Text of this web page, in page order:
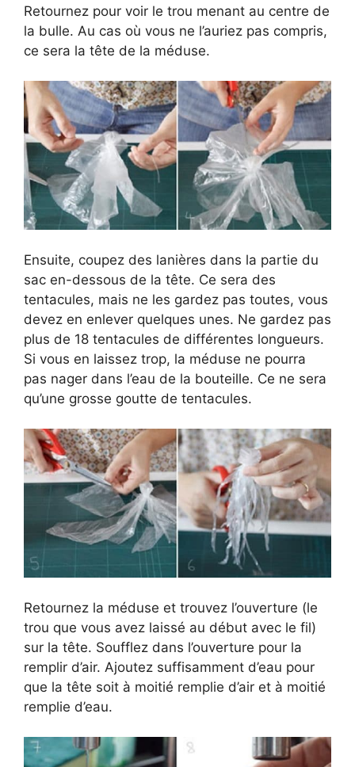
Retournez pour voir le trou menant au centre de
la bulle. Au cas où vous ne l’auriez pas compris,
ce sera la tête de la méduse.
Ensuite, coupez des lanières dans la partie du
sac en-dessous de la tête. Ce sera des
tentacules, mais ne les gardez pas toutes, vous
devez en enlever quelques unes. Ne gardez pas
plus de 18 tentacules de différentes longueurs.
Si vous en laissez trop, la méduse ne pourra
pas nager dans l’eau de la bouteille. Ce ne sera
qu’une grosse goutte de tentacules.
Retournez la méduse et trouvez l’ouverture (le
trou que vous avez laissé au début avec le fil)
sur la tête. Soufflez dans l’ouverture pour la
remplir d’air. Ajoutez suffisamment d’eau pour
que la tête soit à moitié remplie d’air et à moitié
remplie d’eau.